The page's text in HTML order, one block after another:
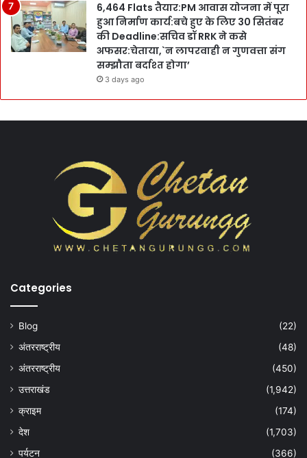
6,464 Flats तैयार:PM आवास योजना में पूरा
हुआ निर्माण कार्य:बचे हुए के लिए 30 सितंबर
की Deadline:सचिव डॉ RRK ने कसे
अफसर:चेताया,`न लापरवाही न गुणवत्ता संग
सम्झौता बर्दाश्त होगा’
3 days ago
Categories
Blog
(22)
अंतरराष्ट्रीय
(48)
अंतरराष्ट्रीय
(450)
उत्तराखंड
(1,942)
क्राइम
(174)
देश
(1,703)
पर्यटन
(366)